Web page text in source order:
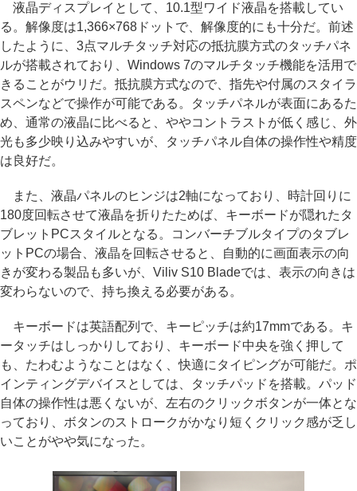
液晶ディスプレイとして、10.1型ワイド液晶を搭載してい
る。解像度は1,366×768ドットで、解像度的にも十分だ。前述
したように、3点マルチタッチ対応の抵抗膜方式のタッチパネ
ルが搭載されており、Windows 7のマルチタッチ機能を活用で
きることがウリだ。抵抗膜方式なので、指先や付属のスタイラ
スペンなどで操作が可能である。タッチパネルが表面にあるた
め、通常の液晶に比べると、ややコントラストが低く感じ、外
光も多少映り込みやすいが、タッチパネル自体の操作性や精度
は良好だ。
また、液晶パネルのヒンジは2軸になっており、時計回りに
180度回転させて液晶を折りたためば、キーボードが隠れたタ
ブレットPCスタイルとなる。コンバーチブルタイプのタブレ
ットPCの場合、液晶を回転させると、自動的に画面表示の向
きが変わる製品も多いが、Viliv S10 Bladeでは、表示の向きは
変わらないので、持ち換える必要がある。
キーボードは英語配列で、キーピッチは約17mmである。キ
ータッチはしっかりしており、キーボード中央を強く押して
も、たわむようなことはなく、快適にタイピングが可能だ。ポ
インティングデバイスとしては、タッチパッドを搭載。パッド
自体の操作性は悪くないが、左右のクリックボタンが一体とな
っており、ボタンのストロークがかなり短くクリック感が乏し
いことがやや気になった。